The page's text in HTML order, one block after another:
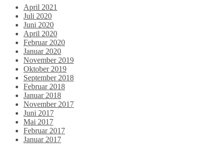
April 2021
Juli 2020
Juni 2020
April 2020
Februar 2020
Januar 2020
November 2019
Oktober 2019
September 2018
Februar 2018
Januar 2018
November 2017
Juni 2017
Mai 2017
Februar 2017
Januar 2017